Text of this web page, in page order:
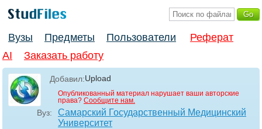
Вузы Предметы Пользователи
Реферат
AI
Заказать работу
Добавил:Upload
Опубликованный материал нарушает ваши авторские
права? Сообщите нам.
Вуз:
Самарский Государственный Медицинский
Университет